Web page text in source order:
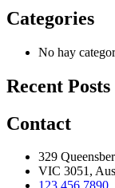
Categories
No hay
Recent Posts
Contact
329
VIC 3051,